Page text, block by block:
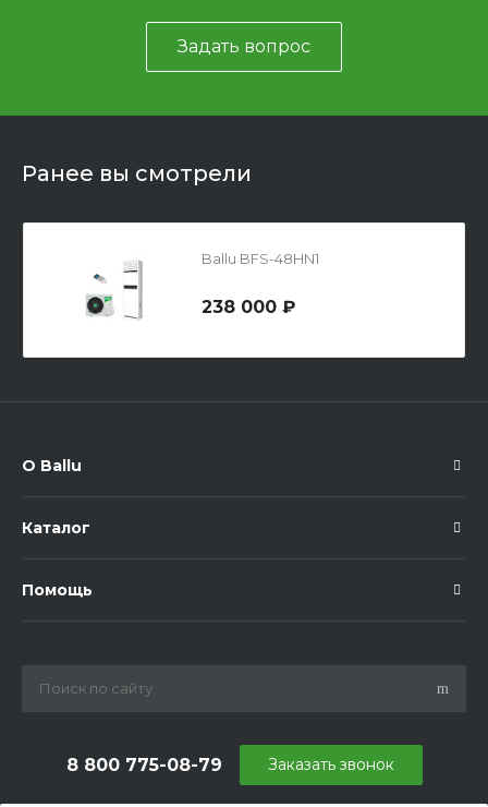
Задать вопрос
Ранее вы смотрели
Ballu BFS-48HN1
238 000 ₽
О Ballu
Каталог
Помощь
8 800 775-08-79 Заказать звонок